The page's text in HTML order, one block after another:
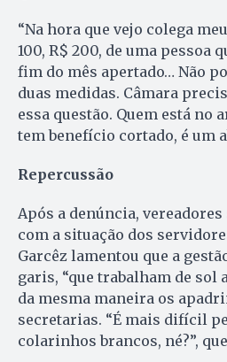
“Na hora que vejo colega
100, R$ 200, de uma pessoa
fim do mês apertado… Não
duas medidas. Câmara
essa questão. Quem está no
tem benefício cortado, é um
Repercussão
Após a denúncia,
com a situação dos
Garcêz lamentou que a
garis, “que trabalham de sol
da mesma maneira os
secretarias. “É mais difícil
colarinhos brancos, né?”,